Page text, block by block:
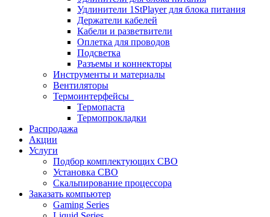
Удлинители 1StPlayer для блока питания
Держатели кабелей
Кабели и разветвители
Оплетка для проводов
Подсветка
Разъемы и коннекторы
Инструменты и материалы
Вентиляторы
Термоинтерфейсы
Термопаста
Термопрокладки
Распродажа
Акции
Услуги
Подбор комплектующих СВО
Установка СВО
Скальпирование процессора
Заказать компьютер
Gaming Series